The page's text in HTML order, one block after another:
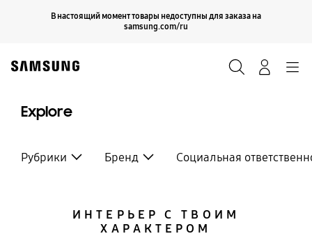
В настоящий момент товары недоступны для заказа на
samsung.com/ru
Продолжить
Explore
Рубрики Бренд Социальная
ИНТЕРЬЕР С ТВОИМ
ХАРАКТЕРОМ